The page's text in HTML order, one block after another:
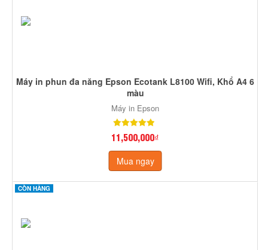
Máy in phun đa năng Epson Ecotank L8100 Wifi, Khổ A4 6
màu
Máy in Epson
11,500,000₫
Mua ngay
CÒN HÀNG